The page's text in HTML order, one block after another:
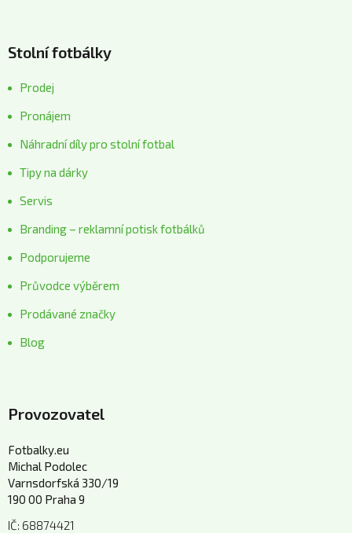
Stolní fotbálky
Prodej
Pronájem
Náhradní díly pro stolní fotbal
Tipy na dárky
Servis
Branding – reklamní potisk fotbálků
Podporujeme
Průvodce výběrem
Prodávané značky
Blog
Provozovatel
Fotbalky.eu
Michal Podolec
Varnsdorfská 330/19
190 00 Praha 9
IČ: 68874421